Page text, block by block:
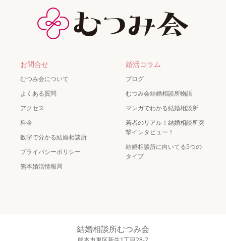
お問合せ
むつみ会について
よくある質問
アクセス
料金
数字で分かる結婚相談所
プライバシーポリシー
熊本婚活情報局
婚活コラム
ブログ
むつみ会結婚相談所物語
マンガでわかる結婚相談所
若者のリアル！結婚相談所突
撃インタビュー！
結婚相談所に向いてる5つの
タイプ
結婚相談所むつみ会